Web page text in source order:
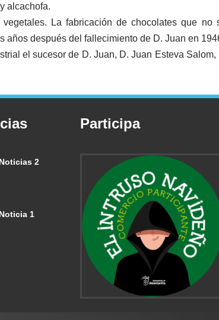
alcachofa.
La fabricación de chocolates que no
años después del fallecimiento de D. Juan en
el sucesor de D. Juan, D. Juan Esteva Salom,
Noticias 2
Noticia 1
Participa